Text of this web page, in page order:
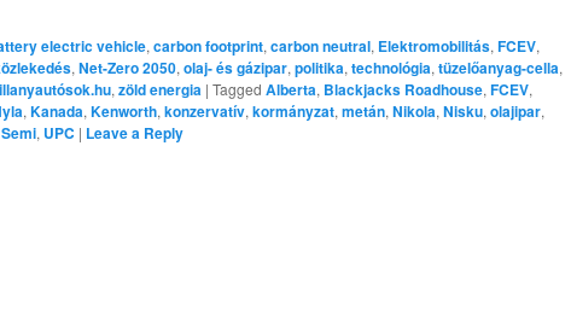
electric vehicle, carbon footprint, carbon neutral, Elektromobilitás, FCEV,
, Net-Zero 2050, olaj- és gázipar, politika, technológia, tüzelőanyag-cella,
, zöld energia | Tagged Alberta, Blackjacks Roadhouse, FCEV,
, Kanada, Kenworth, konzervatív, kormányzat, metán, Nikola, Nisku, olajipar,
, UPC | Leave a Reply